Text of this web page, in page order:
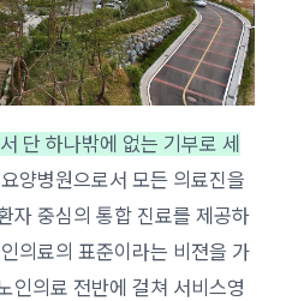
단 하나밖에 없는 기부로 세
양병원으로서 모든 의료진을
자 중심의 통합 진료를 제공하
의료의 표준이라는 비젼을 가
인의료 전반에 걸쳐 서비스영